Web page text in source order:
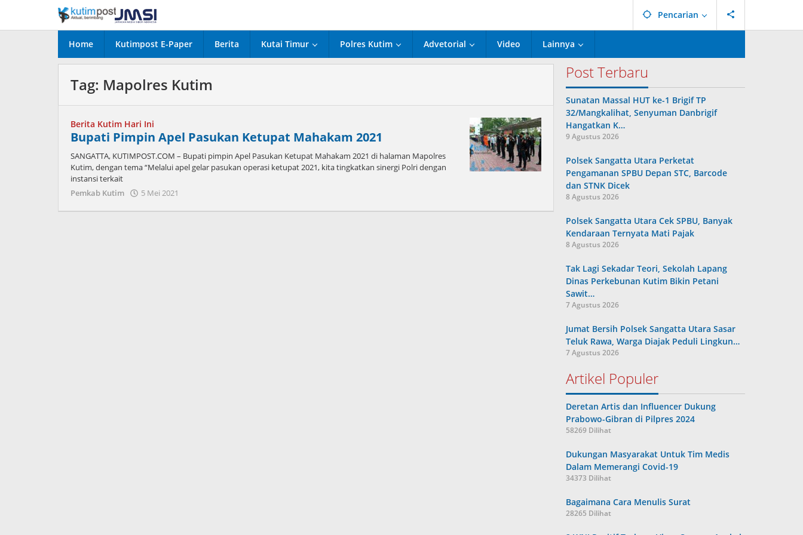
konten
Pencarian
Home Kutimpost E-Paper Berita Kutai Timur Polres Kutim Advetorial Video Lainnya
Tag: Mapolres Kutim
Berita Kutim Hari Ini
Bupati Pimpin Apel Pasukan Ketupat Mahakam 2021
SANGATTA, KUTIMPOST.COM – Bupati pimpin Apel Pasukan Ketupat Mahakam 2021 di halaman Mapolres
Kutim, dengan tema “Melalui apel gelar pasukan operasi ketupat 2021, kita tingkatkan sinergi Polri dengan
instansi terkait
Pemkab Kutim
5 Mei 2021
Post Terbaru
Sunatan Massal HUT ke-1 Brigif TP
32/Mangkalihat, Senyuman Danbrigif
Hangatkan K…
9 Agustus 2026
Polsek Sangatta Utara Perketat
Pengamanan SPBU Depan STC, Barcode
dan STNK Dicek
8 Agustus 2026
Polsek Sangatta Utara Cek SPBU, Banyak
Kendaraan Ternyata Mati Pajak
8 Agustus 2026
Tak Lagi Sekadar Teori, Sekolah Lapang
Dinas Perkebunan Kutim Bikin Petani
Sawit…
7 Agustus 2026
Jumat Bersih Polsek Sangatta Utara Sasar
Teluk Rawa, Warga Diajak Peduli Lingkun…
7 Agustus 2026
Artikel Populer
Deretan Artis dan Influencer Dukung
Prabowo-Gibran di Pilpres 2024
58269 Dilihat
Dukungan Masyarakat Untuk Tim Medis
Dalam Memerangi Covid-19
34373 Dilihat
Bagaimana Cara Menulis Surat
28265 Dilihat